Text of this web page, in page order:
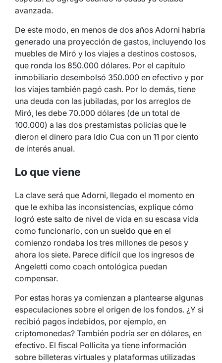
avanzada.
De este modo, en menos de dos años Adorni habría
generado una proyección de gastos, incluyendo los
muebles de Miró y los viajes a destinos costosos,
que ronda los 850.000 dólares. Por el capítulo
inmobiliario desembolsó 350.000 en efectivo y por
los viajes también pagó cash. Por lo demás, tiene
una deuda con las jubiladas, por los arreglos de
Miró, les debe 70.000 dólares (de un total de
100.000) a las dos prestamistas policías que le
dieron el dinero para Idio Cua con un 11 por ciento
de interés anual.
Lo que viene
La clave será que Adorni, llegado el momento en
que le exhiba las inconsistencias, explique cómo
logró este salto de nivel de vida en su escasa vida
como funcionario, con un sueldo que en el
comienzo rondaba los tres millones de pesos y
ahora los siete. Parece difícil que los ingresos de
Angeletti como coach ontológica puedan
compensar.
Por estas horas ya comienzan a plantearse algunas
especulaciones sobre el origen de los fondos. ¿Y si
recibió pagos indebidos, por ejemplo, en
criptomonedas? También podría ser en dólares, en
efectivo. El fiscal Pollicita ya tiene información
sobre billeteras virtuales y plataformas utilizadas